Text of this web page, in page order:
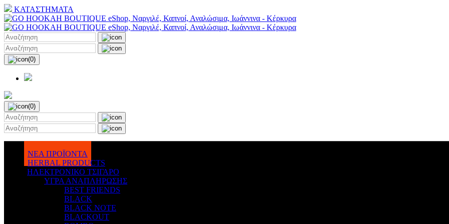
ΚΑΤΑΣΤΗΜΑΤΑ
(0)
(0)
ΝΕΑ ΠΡΟΪΟΝΤΑ
HERBAL PRODUCTS
ΗΛΕΚΤΡΟΝΙΚΟ ΤΣΙΓΑΡΟ
ΥΓΡΑ ΑΝΑΠΛΗΡΩΣΗΣ
BEST FRIENDS
BLACK
BLACK NOTE
BLACKOUT